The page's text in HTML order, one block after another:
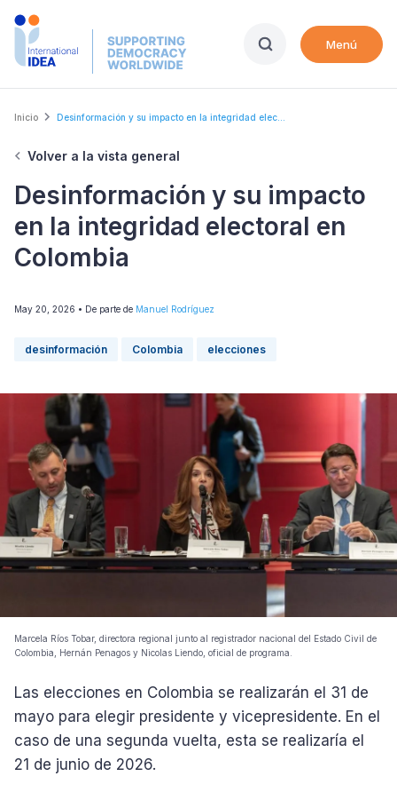
Skip
Menú
Breadcrumb
Inicio Desinformación y su impacto en la integridad elec...
Volver a la vista general
Desinformación y su impacto
en la integridad electoral en
Colombia
May 20, 2026 • De parte de Manuel Rodríguez
desinformación Colombia elecciones
Marcela Ríos Tobar, directora regional junto al registrador nacional del Estado Civil de
Colombia, Hernán Penagos y Nicolas Liendo, oficial de programa.
Las elecciones en Colombia se realizarán el 31 de
mayo para elegir presidente y vicepresidente. En el
caso de una segunda vuelta, esta se realizaría el
21 de junio de 2026.